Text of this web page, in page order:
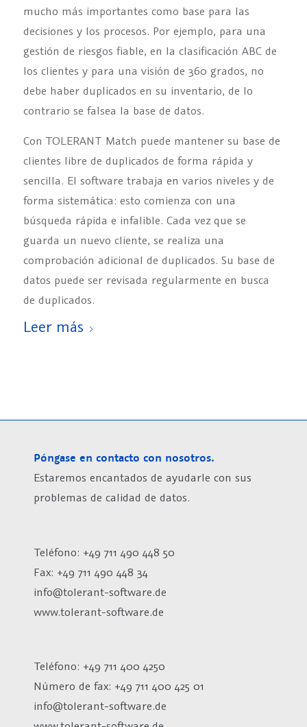
mucho más importantes como base para las
decisiones y los procesos. Por ejemplo, para una
gestión de riesgos fiable, en la clasificación ABC de
los clientes y para una visión de 360 grados, no
debe haber duplicados en su inventario, de lo
contrario se falsea la base de datos.
Con TOLERANT Match puede mantener su base de
clientes libre de duplicados de forma rápida y
sencilla. El software trabaja en varios niveles y de
forma sistemática: esto comienza con una
búsqueda rápida e infalible. Cada vez que se
guarda un nuevo cliente, se realiza una
comprobación adicional de duplicados. Su base de
datos puede ser revisada regularmente en busca
de duplicados.
Leer más
Póngase en contacto con nosotros.
Estaremos encantados de ayudarle con sus
problemas de calidad de datos.
Teléfono: +49 711 490 448 50
Fax: +49 711 490 448 34
info@tolerant-software.de
www.tolerant-software.de
Teléfono: +49 711 400 4250
Número de fax: +49 711 400 425 01
info@tolerant-software.de